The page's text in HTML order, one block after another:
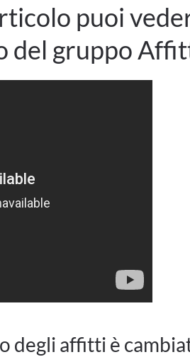
puoi
del gruppo
degli affitti è